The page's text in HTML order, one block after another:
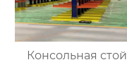
Консольная